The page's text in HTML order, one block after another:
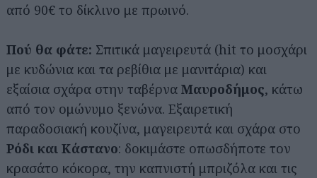
από 90€ το δίκλινο με πρωινό.
Πού θα φάτε: Σπιτικά μαγειρευτά (hit το μοσχάρι
με κυδώνια και τα ρεβίθια με μανιτάρια) και
εξαίσια σχάρα στην ταβέρνα Μαυροδήμος, κάτω
από τον ομώνυμο ξενώνα. Εξαιρετική
παραδοσιακή κουζίνα, μαγειρευτά και σχάρα στο
Ρόδι και Κάστανο: δοκιμάστε οπωσδήποτε τον
κρασάτο κόκορα, την καπνιστή μπριζόλα και τις